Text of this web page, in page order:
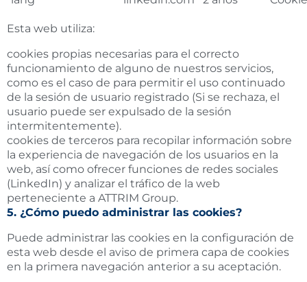
Esta web utiliza:
cookies propias necesarias para el correcto
funcionamiento de alguno de nuestros servicios,
como es el caso de para permitir el uso continuado
de la sesión de usuario registrado (Si se rechaza, el
usuario puede ser expulsado de la sesión
intermitentemente).
cookies de terceros para recopilar información sobre
la experiencia de navegación de los usuarios en la
web, así como ofrecer funciones de redes sociales
(LinkedIn) y analizar el tráfico de la web
perteneciente a ATTRIM Group.
5. ¿Cómo puedo administrar las cookies?
Puede administrar las cookies en la configuración de
esta web desde el aviso de primera capa de cookies
en la primera navegación anterior a su aceptación.